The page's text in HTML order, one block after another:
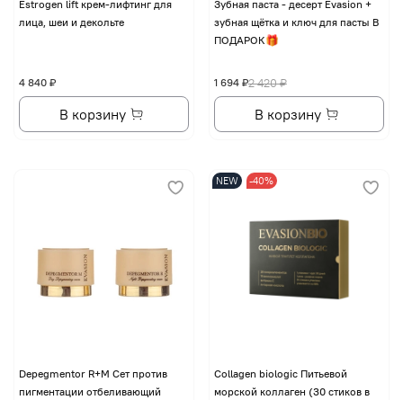
Еstrogen lift крем-лифтинг для
лица, шеи и декольте
4 840 ₽
В корзину
Зубная паста - десерт Evasion +
зубная щётка и ключ для пасты В
ПОДАРОК🎁
2 420 ₽
1 694 ₽
В корзину
Depegmentor R+M Сет против
пигментации отбеливающий
NEW -40%
Collagen biologic Питьевой
морской коллаген (30 стиков в